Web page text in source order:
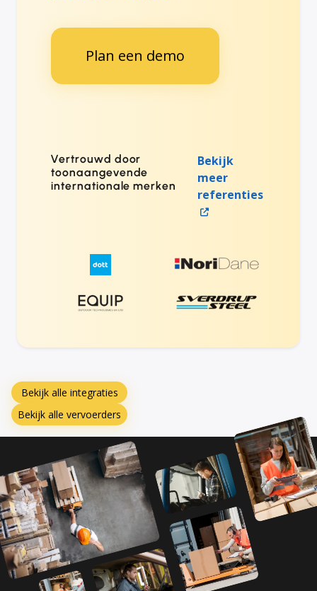
Plan een demo
Vertrouwd door
toonaangevende
internationale merken
Bekijk
meer
referenties
Bekijk alle integraties
Bekijk alle vervoerders